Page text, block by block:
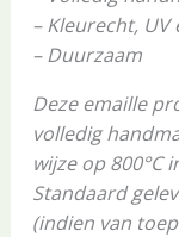
– Kleurecht,
– Duurzaam
Deze emaille
volledig
wijze op 800°C
Standaard
(indien van